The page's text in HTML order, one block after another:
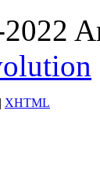
| XHTML